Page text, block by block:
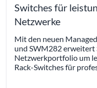
Switches für
Netzwerke
Mit den neuen
und SWM282 erweitert
Netzwerkportfolio um
Rack-Switches für